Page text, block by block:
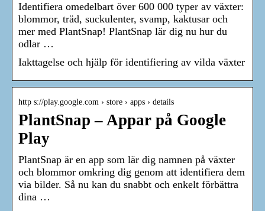
Identifiera omedelbart över 600 000 typer av växter:
blommor, träd, suckulenter, svamp, kaktusar och
mer med PlantSnap! PlantSnap lär dig nu hur du
odlar …
Iakttagelse och hjälp för identifiering av vilda växter
http s://play.google.com › store › apps › details
PlantSnap – Appar på Google
Play
PlantSnap är en app som lär dig namnen på växter
och blommor omkring dig genom att identifiera dem
via bilder. Så nu kan du snabbt och enkelt förbättra
dina …